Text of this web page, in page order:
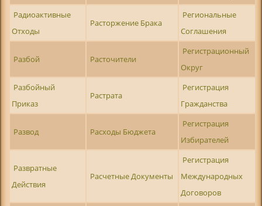
Радиоактивные
Отходы
Расторжение Брака
Региональные
Соглашения
Разбой Расточители
Регистрационный
Округ
Разбойный
Приказ
Растрата
Регистрация
Гражданства
Развод Расходы Бюджета
Регистрация
Избирателей
Развратные
Действия
Расчетные Документы
Регистрация
Международных
Договоров